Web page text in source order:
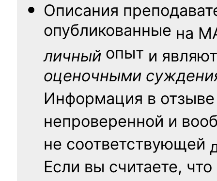
Описания
опубликованные на
личный опыт и
оценочными
Информация в
непроверенной и
не соответствующей
Если вы считаете, что